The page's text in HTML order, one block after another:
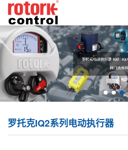
罗托克IQ2系列电动执行器